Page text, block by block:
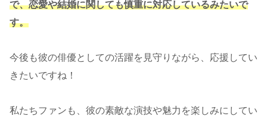
で、恋愛や結婚に関しても慎重に対応しているみたいで
す。
今後も彼の俳優としての活躍を見守りながら、応援してい
きたいですね！
私たちファンも、彼の素敵な演技や魅力を楽しみにしてい